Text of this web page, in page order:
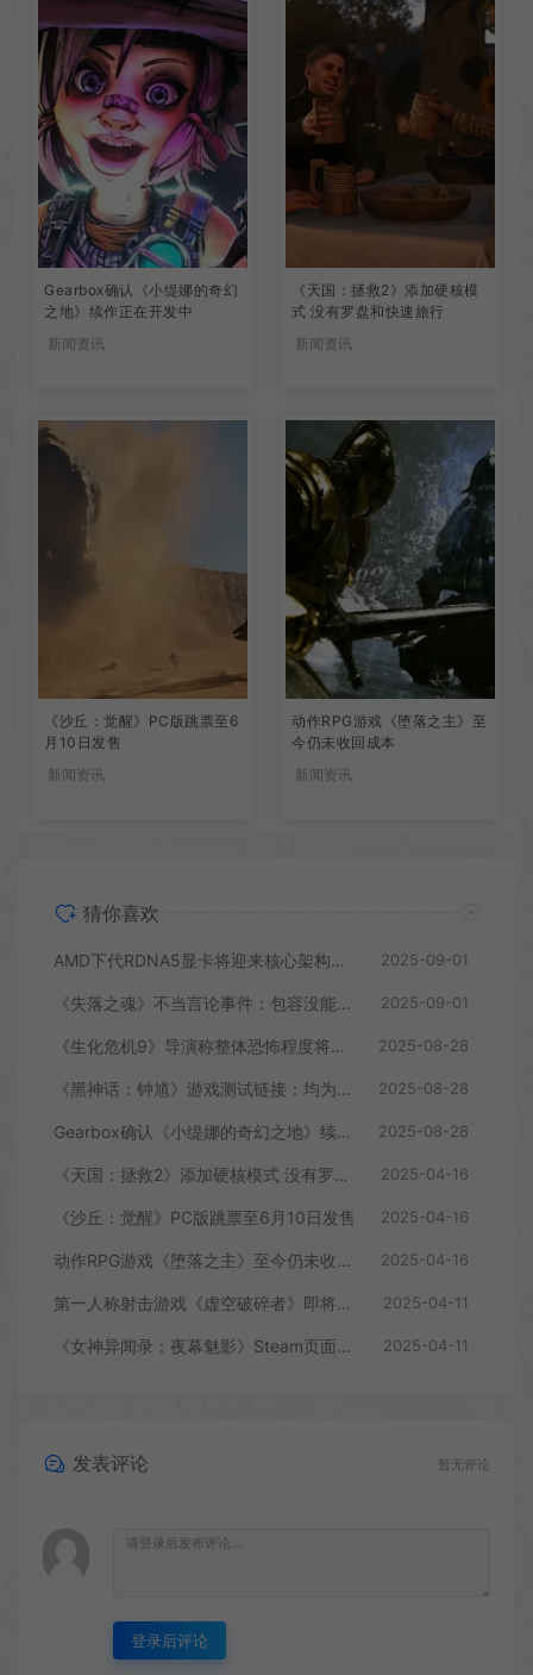
Gearbox确认《小缇娜的奇幻
之地》续作正在开发中
新闻资讯
《天国：拯救2》添加硬核模
式 没有罗盘和快速旅行
新闻资讯
《沙丘：觉醒》PC版跳票至6
月10日发售
新闻资讯
动作RPG游戏《堕落之主》至
今仍未收回成本
新闻资讯
猜你喜欢
AMD下代RDNA5显卡将迎来核心架构大幅升级 2025-09-01
《失落之魂》不当言论事件：包容没能消解过激言论 2025-09-01
《生化危机9》导演称整体恐怖程度将进一步提升 2025-08-28
《黑神话：钟馗》游戏测试链接：均为骗子 2025-08-28
Gearbox确认《小缇娜的奇幻之地》续作正在开发中 2025-08-28
《天国：拯救2》添加硬核模式 没有罗盘和快速旅行 2025-04-16
《沙丘：觉醒》PC版跳票至6月10日发售 2025-04-16
动作RPG游戏《堕落之主》至今仍未收回成本 2025-04-16
第一人称射击游戏《虚空破碎者》即将多平台上线 2025-04-11
《女神异闻录：夜幕魅影》Steam页面上线 2025-04-11
发表评论 暂无评论
登录后评论